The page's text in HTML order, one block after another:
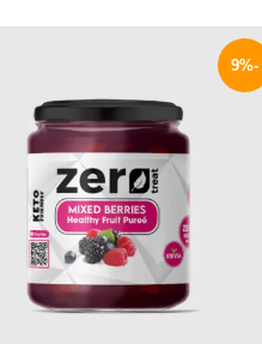
-9%
175 EGP.
159 EGP.